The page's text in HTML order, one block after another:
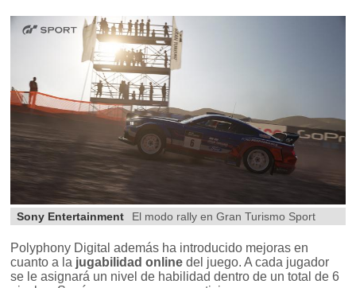
Sony Entertainment El modo rally en Gran Turismo Sport
Polyphony Digital además ha introducido mejoras en
cuanto a la jugabilidad online del juego. A cada jugador
se le asignará un nivel de habilidad dentro de un total de 6